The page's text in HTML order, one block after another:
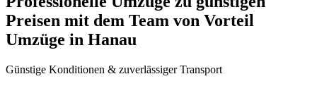
Preisen mit dem Team von Vorteil
Umzüge in Hanau
Günstige Konditionen & zuverlässiger Transport